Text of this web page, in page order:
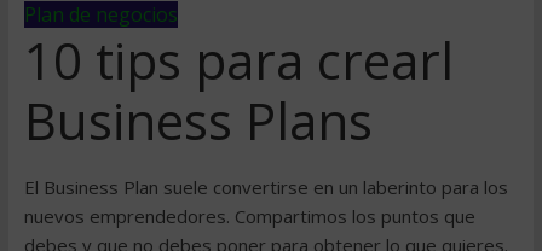
Plan de negocios
10 tips para crearl
Business Plans
El Business Plan suele convertirse en un laberinto para los
nuevos emprendedores. Compartimos los puntos que
debes y que no debes poner para obtener lo que quieres.